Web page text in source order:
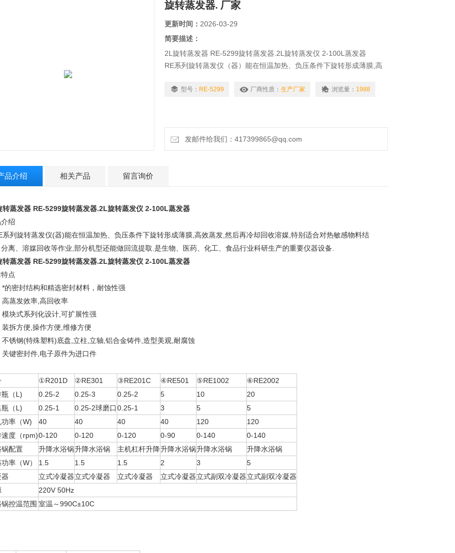
旋转蒸发器. 厂家
更新时间： 2026-03-29
简要描述：
2L旋转蒸发器 RE-5299旋转蒸发器.2L旋转蒸发仪 2-100L蒸发器
RE系列旋转蒸发仪（器）能在恒温加热、负压条件下旋转形成薄膜,高
回收等作业,部分机型还能做回流提取.是生物、医药、化工、食品行业
型号： RE-5299 厂商性质： 生产厂家 浏览量： 1988
发邮件给我们：417399865@qq.com
品介绍 相关产品 留言询价
转蒸发器 RE-5299旋转蒸发器.2L旋转蒸发仪 2-100L蒸发器
绍
列旋转蒸发仪(器)能在恒温加热、负压条件下旋转形成薄膜,高效蒸发,然后再冷却回收溶媒,特别适合对热敏感物料结
离、溶媒回收等作业,部分机型还能做回流提取.是生物、医药、化工、食品行业科研生产的重要仪器设备.
转蒸发器 RE-5299旋转蒸发器.2L旋转蒸发仪 2-100L蒸发器
点
密封结构和精选密封材料，耐蚀性强
蒸发效率,高回收率
式系列化设计,可扩展性强
方便,操作方便,维修方便
钢(特殊塑料)底盘,立柱,立轴,铝合金铸件,造型美观,耐腐蚀
密封件,电子原件为进口件
①R201D ②RE301 ③RE201C ④RE501 ⑤RE1002
⑥RE2002
（L)
0.25-2 0.25-3 0.25-2 5 10
20
（L)
0.25-1 0.25-2球磨口0.25-1 3 5
5
率（W)
40 40 40 40 120
120
速度（rpm)0-120 0-120 0-120 0-90 0-140
0-140
锅配置
升降水浴锅升降水浴锅 主机杠杆升降升降水浴锅升降水浴锅
升降水浴锅
率（W）
1.5 1.5 1.5 2 3
5
立式冷凝器立式冷凝器 立式冷凝器 立式冷凝器立式副双冷凝器立式副双冷凝器
220V 50Hz
控温范围 室温～990C±10C